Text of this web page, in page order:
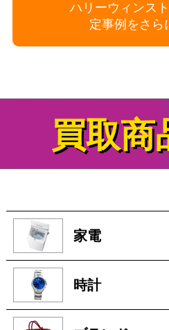
ハリーウィンス
定事例をさら
買取商
家電
時計